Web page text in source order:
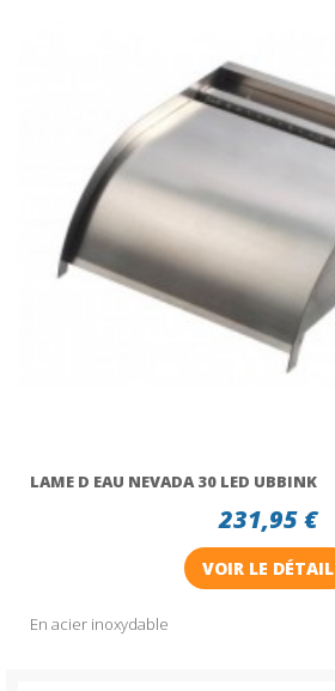
LAME D EAU NEVADA 30 LED UBBINK
231,95 €
VOIR LE DÉTAIL
En acier inoxydable